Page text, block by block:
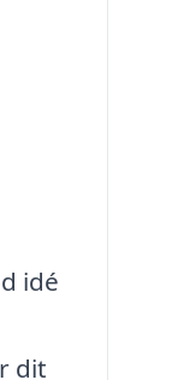
idé
dit